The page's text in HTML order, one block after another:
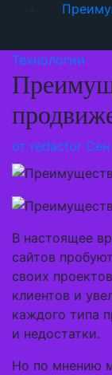
Технологии
от redactor Сен
В настоящее
сайтов
своих
клиентов и
каждого типа
и недостатки.
Но по мнению